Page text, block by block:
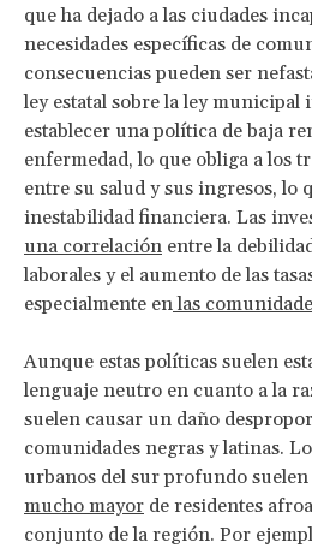
que ha dejado a las ciudades
necesidades específicas de
consecuencias pueden ser
ley estatal sobre la ley municipal
establecer una política de baja
enfermedad, lo que obliga a los
entre su salud y sus ingresos, lo
inestabilidad financiera. Las
una correlación entre la
laborales y el aumento de las
especialmente enlas
Aunque estas políticas suelen
lenguaje neutro en cuanto a la
suelen causar un daño
comunidades negras y latinas.
urbanos del sur profundo
mucho mayor de residentes
conjunto de la región. Por